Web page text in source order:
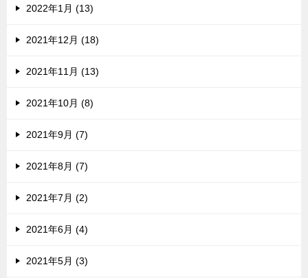
2022年1月 (13)
2021年12月 (18)
2021年11月 (13)
2021年10月 (8)
2021年9月 (7)
2021年8月 (7)
2021年7月 (2)
2021年6月 (4)
2021年5月 (3)